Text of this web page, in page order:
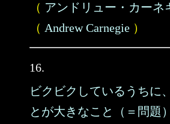
（ アンドリュー・カーネ
（ Andrew Carnegie ）
16.
ビクビクしているうちに
とが大きなこと（＝問題